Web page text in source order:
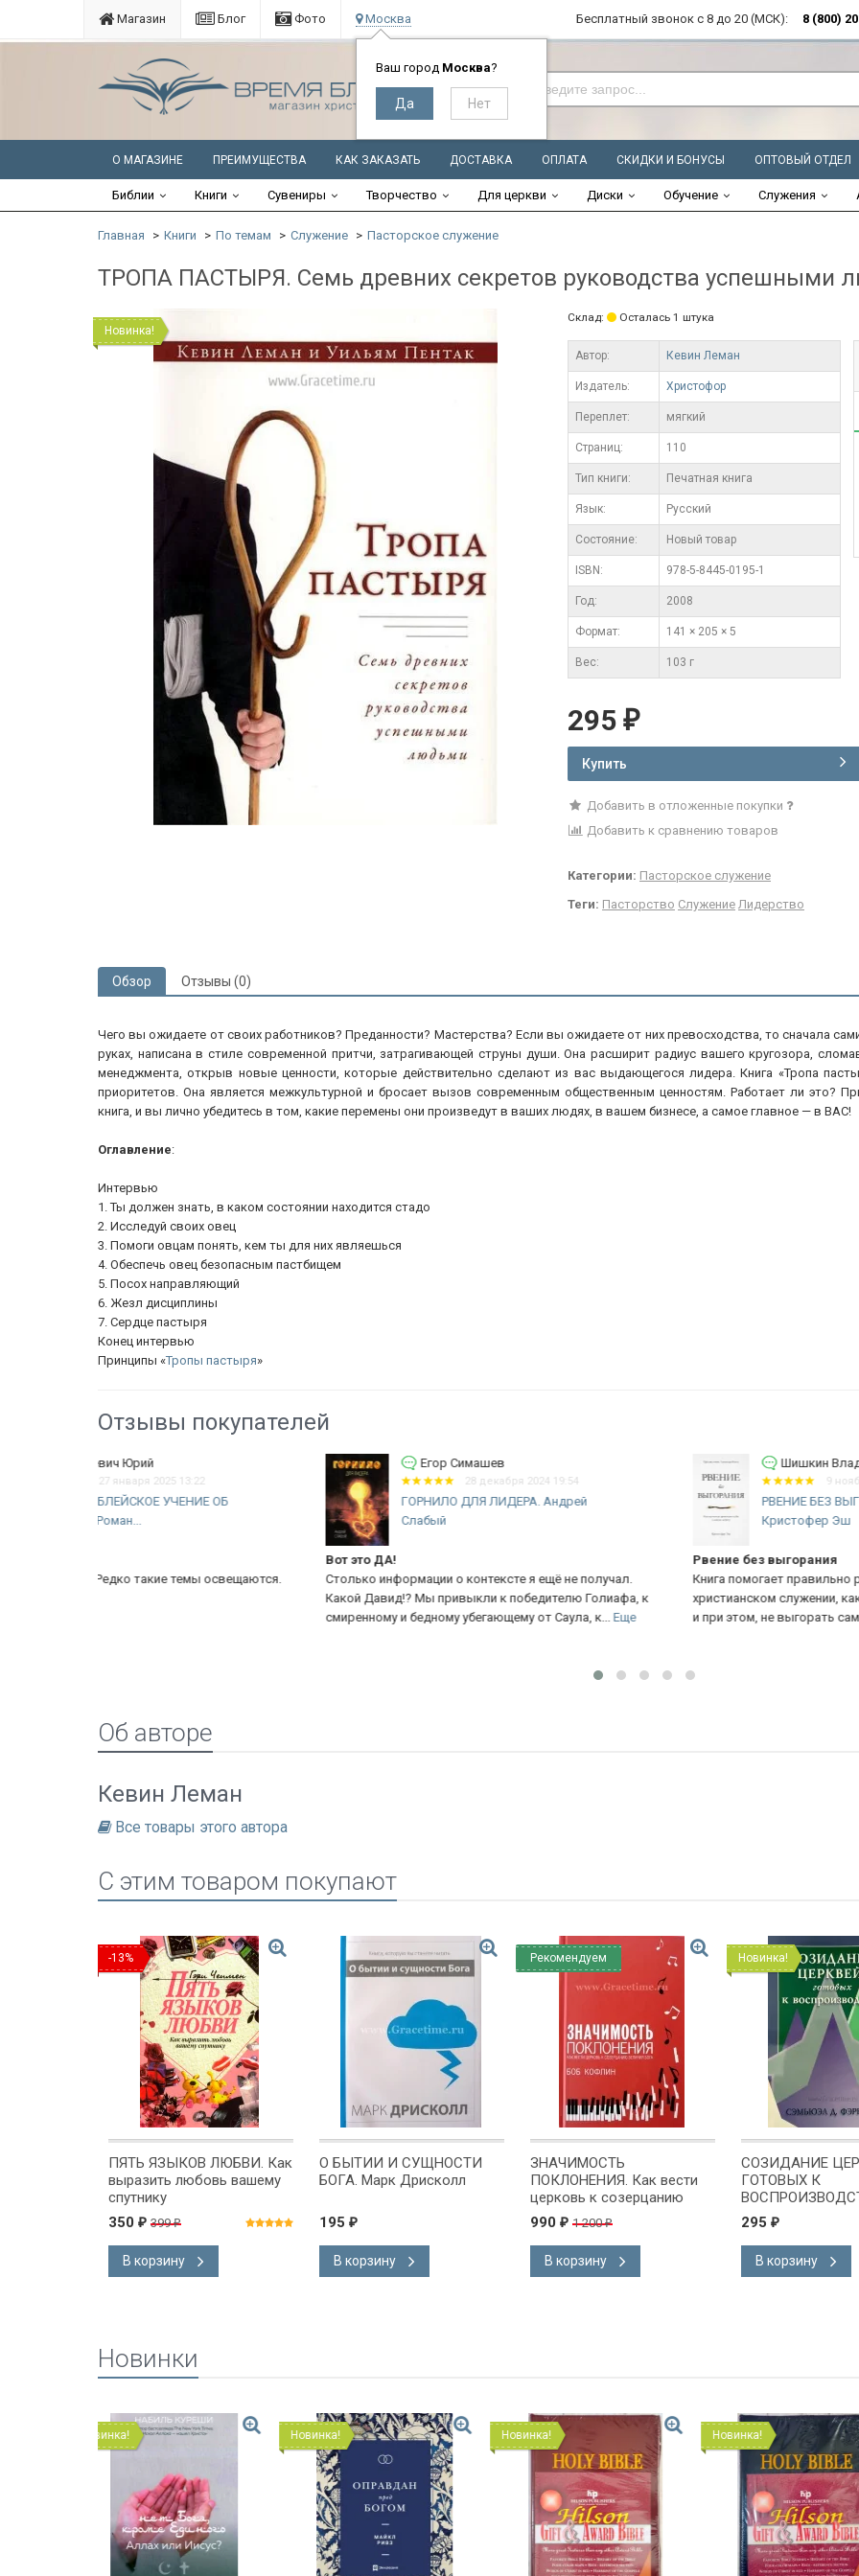
Магазин Блог Фото Москва
Ваш город Москва?
Бесплатный звонок с 8 до 20 (МСК): 8 (800)
О МАГАЗИНЕ ПРЕИМУЩЕСТВА КАК ЗАКАЗАТЬ ДОСТАВКА ОПЛАТА СКИДКИ И БОНУСЫ ОПТОВЫЙ ОТДЕЛ
Библии Книги Сувениры Творчество Для церкви Диски Обучение Служения
Главная Книги По темам Служение Пасторское служение
ТРОПА ПАСТЫРЯ. Семь древних секретов руководства успешными
Новинка!
Склад: Осталась 1 штука
Автор: Кевин Леман
Издатель: Христофор
Переплет: мягкий
Cтраниц: 110
Тип книги: Печатная книга
Язык: Русский
Состояние: Новый товар
ISBN: 978-5-8445-0195-1
Год: 2008
Формат: 141 × 205 × 5
Вес: 103 г
295 ₽
Купить
Добавить в отложенные покупки
Добавить к сравнению товаров
Категории: Пасторское служение
Теги: Пасторство Служение Лидерство
Обзор Отзывы (0)
Чего вы ожидаете от своих работников? Преданности? Мастерства? Если вы ожидаете от них превосходства, то сначала
руках, написана в стиле современной притчи, затрагивающей струны души. Она расширит радиус вашего кругозора,
менеджмента, открыв новые ценности, которые действительно сделают из вас выдающегося лидера. Книга «Тропа
приоритетов. Она является межкультурной и бросает вызов современным общественным ценностям. Работает ли это?
книга, и вы лично убедитесь в том, какие перемены они произведут в ваших людях, в вашем бизнесе, а самое главное — в ВАС!
Оглавление:
Интервью
1. Ты должен знать, в каком состоянии находится стадо
2. Исследуй своих овец
3. Помоги овцам понять, кем ты для них являешься
4. Обеспечь овец безопасным пастбищем
5. Посох направляющий
6. Жезл дисциплины
7. Сердце пастыря
Конец интервью
Принципы «Тропы пастыря»
Отзывы покупателей
28 декабря 2024 19:54
ГОРНИЛО ДЛЯ ЛИДЕРА. Андрей
Столько информации о контексте я ещё не получал.
Какой Давид!? Мы привыкли к победителю Голиафа, к
смиренному и бедному убегающему от Саула, к...Еще
Шишкин Владимир Евгеньевич
9 ноября 2024 12:11
РВЕНИЕ БЕЗ ВЫГОРАНИЯ.
Книга помогает правильно расставить акценты в
христианском служении, как служить другим с радостью
и при этом, не выгорать самому.
Об авторе
Кевин Леман
Все товары этого автора
C этим товаром покупают
-13%
ПЯТЬ ЯЗЫКОВ ЛЮБВИ. Как
выразить любовь вашему
спутнику
350 ₽ 399₽
В корзину
О БЫТИИ И СУЩНОСТИ
БОГА. Марк Дрисколл
195 ₽
В корзину
Рекомендуем
ЗНАЧИМОСТЬ
ПОКЛОНЕНИЯ. Как вести
церковь к созерцанию
величия Бога. Боб Кофлин
/новое издание/
990 ₽ 1 200₽
В корзину
Новинка!
СОЗИДАНИЕ
ГОТОВЫХ К
Сэмьюэл Д.
295 ₽
В корзину
Новинки
Новинка! Новинка! Новинка! Новинка!